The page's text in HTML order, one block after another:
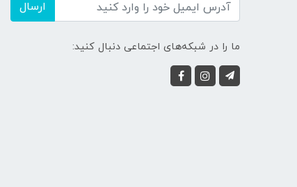
ارسال
ما را در شبکه‌های اجتماعی دنبال کنید: